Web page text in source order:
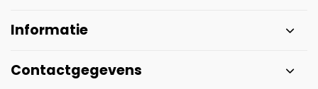
Informatie
Contactgegevens